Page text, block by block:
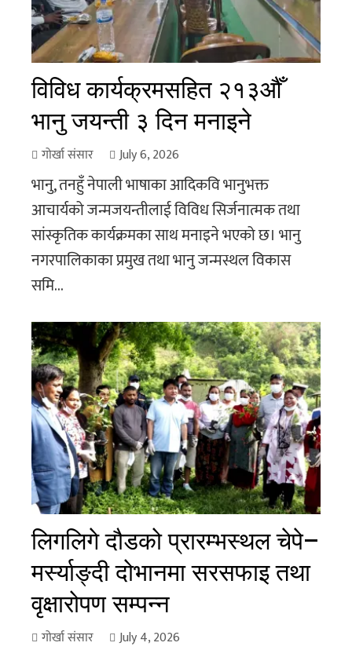
विविध कार्यक्रमसहित २१३औँ
भानु जयन्ती ३ दिन मनाइने
गोर्खा संसार July 6, 2026
भानु, तनहुँ नेपाली भाषाका आदिकवि भानुभक्त
आचार्यको जन्मजयन्तीलाई विविध सिर्जनात्मक तथा
सांस्कृतिक कार्यक्रमका साथ मनाइने भएको छ। भानु
नगरपालिकाका प्रमुख तथा भानु जन्मस्थल विकास
समि...
लिगलिगे दौडको प्रारम्भस्थल चेपे–
मर्स्याङ्दी दोभानमा सरसफाइ तथा
वृक्षारोपण सम्पन्न
गोर्खा संसार July 4, 2026